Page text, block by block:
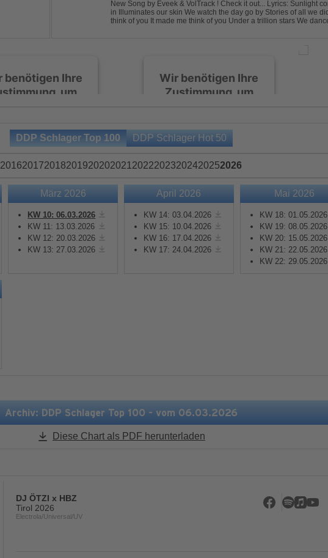
New Song by Eveek & VolTrack ! Check it out... Lyrics: Sunlight comes creeping
in Illuminates our skin We watch the day go by Stories of all we did It made me
think of you It made me think of you Under a trillion stars We danced on top of
benötigen Ihre
um
verwenden Spotify,
Inhalte einzubetten.
Daten zu Ihren
sammeln.
lesen Sie die Details
und stimmen Sie
des Service
um diese Inhalte
Wir benötigen Ihre
Zustimmung, um
Wir verwenden Spotify,
um Inhalte einzubetten.
Daten zu Ihren
Aktivitäten sammeln.
Bitte lesen Sie die Details
durch und stimmen Sie
der Nutzung des Service
zu, um diese Inhalte
DDP Schlager Top 100 DDP Schlager Hot 50
201620172018201920202021 20222023202420252026
März 2026
KW 10: 06.03.2026
KW 11: 13.03.2026
KW 12: 20.03.2026
KW 13: 27.03.2026
April 2026
KW 14: 03.04.2026
KW 15: 10.04.2026
KW 16: 17.04.2026
KW 17: 24.04.2026
Mai 2026
KW 18: 01.05.2026
KW 19: 08.05.2026
KW 20: 15.05.2026
KW 21: 22.05.2026
KW 22: 29.05.2026
Archiv: DDP Schlager Top 100 - vom 06.03.2026
Diese Chart als PDF herunterladen
DJ ÖTZI x HBZ
Tirol 2026
Electrola/Universal/UV